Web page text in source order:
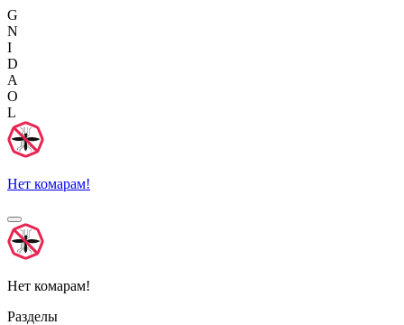
G
N
I
D
A
O
L
Нет комарам!
Нет комарам!
Разделы